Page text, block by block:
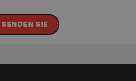
SENDEN SIE